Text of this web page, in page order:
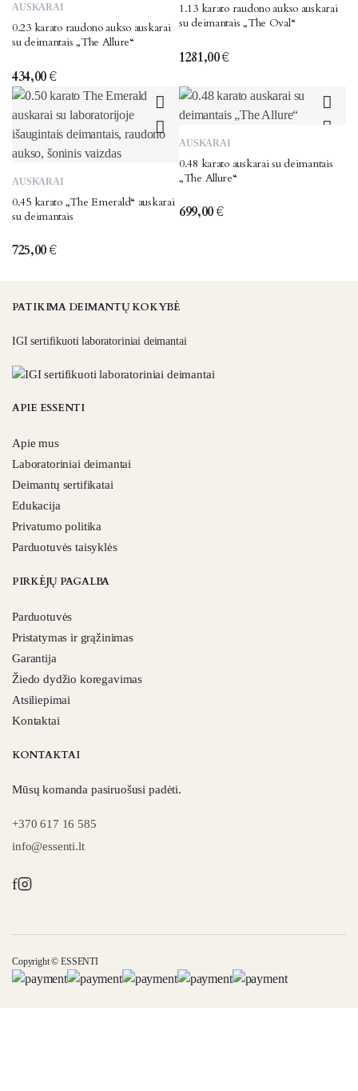
AUSKARAI
0.23 karato raudono aukso auskarai
su deimantais „The Allure“
434,00€
1.13 karato raudono aukso auskarai
su deimantais „The Oval“
1281,00€
AUSKARAI
0.45 karato „The Emerald“ auskarai
su deimantais
725,00€
AUSKARAI
0.48 karato auskarai su deimantais
„The Allure“
699,00€
PATIKIMA DEIMANTŲ KOKYBĖ
IGI sertifikuoti laboratoriniai deimantai
APIE ESSENTI
Apie mus
Laboratoriniai deimantai
Deimantų sertifikatai
Edukacija
Privatumo politika
Parduotuvės taisyklės
PIRKĖJŲ PAGALBA
Parduotuvės
Pristatymas ir grąžinimas
Garantija
Žiedo dydžio koregavimas
Atsiliepimai
Kontaktai
KONTAKTAI
Mūsų komanda pasiruošusi padėti.
+370 617 16 585
info@essenti.lt
f
Copyright © ESSENTI